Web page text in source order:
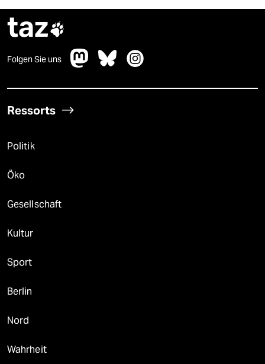
taz
Folgen Sie uns
Ressorts
Politik
Öko
Gesellschaft
Kultur
Sport
Berlin
Nord
Wahrheit